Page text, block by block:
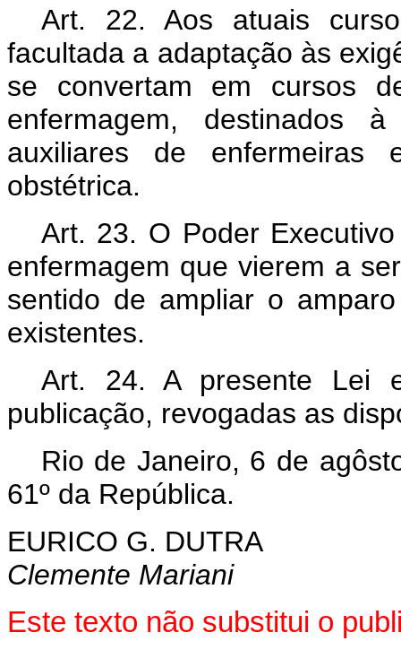
Art. 22. Aos atuais
facultada a adaptação às
se convertam em cursos
enfermagem, destinados
auxiliares de enfermeiras
obstétrica.
Art. 23. O Poder
enfermagem que vierem a
sentido de ampliar o
existentes.
Art. 24. A presente Lei
publicação, revogadas as
Rio de Janeiro, 6 de
61º da República.
EURICO G. DUTRA
Clemente Mariani
Este texto não substitui o